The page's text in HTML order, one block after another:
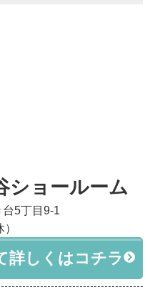
ョールーム
5丁目9-1
詳しくはコチラ